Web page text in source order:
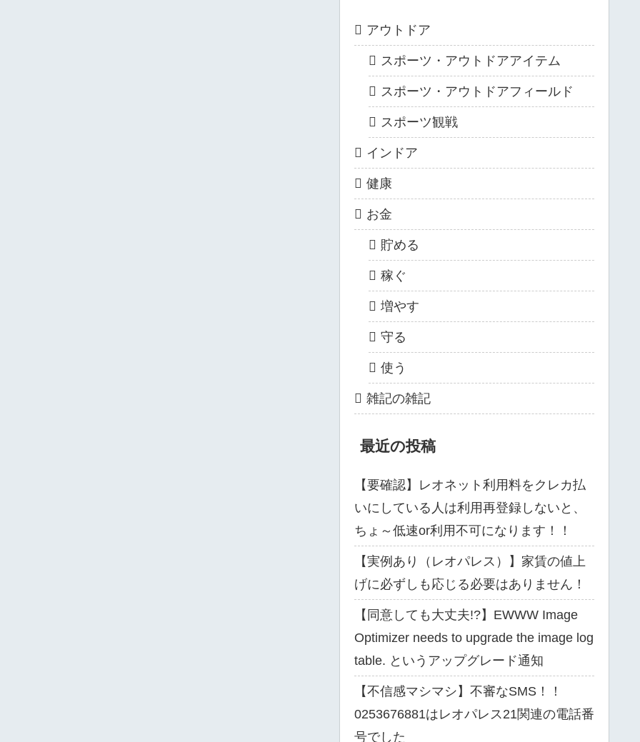
アウトドア
スポーツ・アウトドアアイテム
スポーツ・アウトドアフィールド
スポーツ観戦
インドア
健康
お金
貯める
稼ぐ
増やす
守る
使う
雑記の雑記
最近の投稿
【要確認】レオネット利用料をクレカ払
いにしている人は利用再登録しないと、
ちょ～低速or利用不可になります！！
【実例あり（レオパレス）】家賃の値上
げに必ずしも応じる必要はありません！
【同意しても大丈夫!?】EWWW Image
Optimizer needs to upgrade the image log
table. というアップグレード通知
【不信感マシマシ】不審なSMS！！
0253676881はレオパレス21関連の電話番
号でした